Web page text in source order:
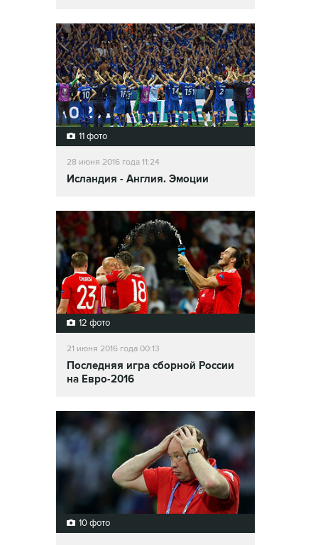
11 фото
28 июня 2016 года 11:24
Исландия - Англия. Эмоции
12 фото
21 июня 2016 года 00:13
Последняя игра сборной России
на Евро-2016
10 фото